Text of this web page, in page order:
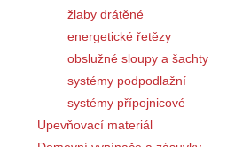
žlaby drátěné
energetické řetězy
obslužné sloupy a šachty
systémy podpodlažní
systémy přípojnicové
Upevňovací materiál